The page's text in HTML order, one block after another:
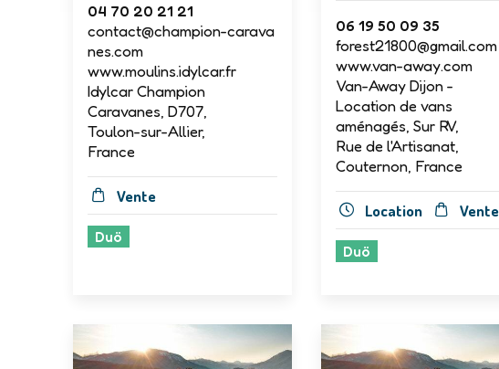
04 70 20 21 21
contact@champion-carava
nes.com
www.moulins.idylcar.fr
Idylcar Champion
Caravanes, D707,
Toulon-sur-Allier,
France
Vente
Duö
06 19 50 09 35
forest21800@gmail.com
www.van-away.com
Van-Away Dijon -
Location de vans
aménagés, Sur RV,
Rue de l'Artisanat,
Couternon, France
Location Vente
Duö